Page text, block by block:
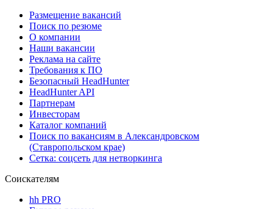
Размещение вакансий
Поиск по резюме
О компании
Наши вакансии
Реклама на сайте
Требования к ПО
Безопасный HeadHunter
HeadHunter API
Партнерам
Инвесторам
Каталог компаний
Поиск по вакансиям в Александровском
(Ставропольском крае)
Сетка: соцсеть для нетворкинга
Соискателям
hh PRO